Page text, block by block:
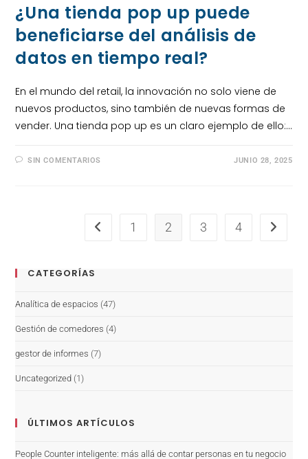
¿Una tienda pop up puede
beneficiarse del análisis de
datos en tiempo real?
En el mundo del retail, la innovación no solo viene de
nuevos productos, sino también de nuevas formas de
vender. Una tienda pop up es un claro ejemplo de ello:…
SIN COMENTARIOS JUNIO 28, 2025
1 2 3 4
CATEGORÍAS
Analítica de espacios (47)
Gestión de comedores (4)
gestor de informes (7)
Uncategorized (1)
ÚLTIMOS ARTÍCULOS
People Counter inteligente: más allá de contar personas en tu negocio